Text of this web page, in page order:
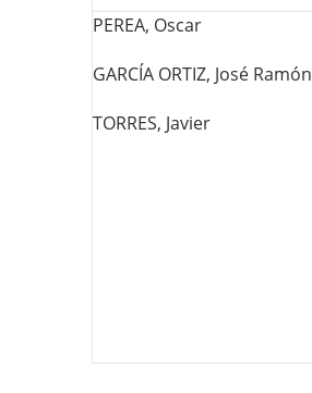
PEREA, Oscar
GARCÍA ORTIZ, José Ramón
TORRES, Javier